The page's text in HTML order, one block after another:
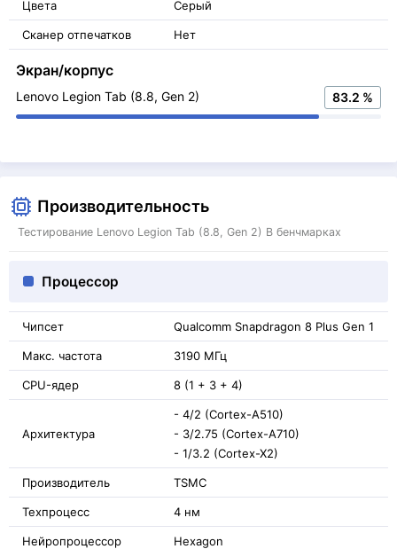
Цвета Серый
Сканер отпечатков Нет
Экран/корпус
Lenovo Legion Tab (8.8, Gen 2) 83.2 %
Производительность
Тестирование Lenovo Legion Tab (8.8, Gen 2) В бенчмарках
Процессор
Чипсет Qualcomm Snapdragon 8 Plus Gen 1
Макс. частота 3190 МГц
CPU-ядер 8 (1 + 3 + 4)
Архитектура
- 4/2 (Cortex-A510)
- 3/2.75 (Cortex-A710)
- 1/3.2 (Cortex-X2)
Производитель TSMC
Техпроцесс 4 нм
Нейропроцессор Hexagon